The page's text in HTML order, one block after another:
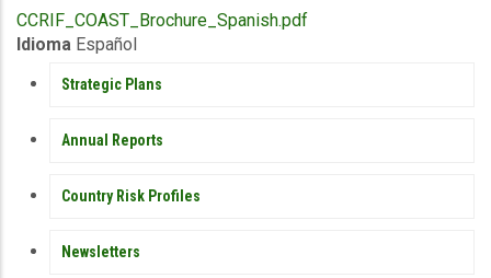
Upload
Publication
CCRIF_COAST_Brochure_Spanish.pdf
Idioma Español
PUBLICATIONS
Strategic Plans
Annual Reports
Country Risk Profiles
Newsletters